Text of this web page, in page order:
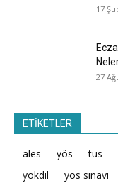
17
27
ETİKETLER
ales yös tus
yokdil
yös sınavı